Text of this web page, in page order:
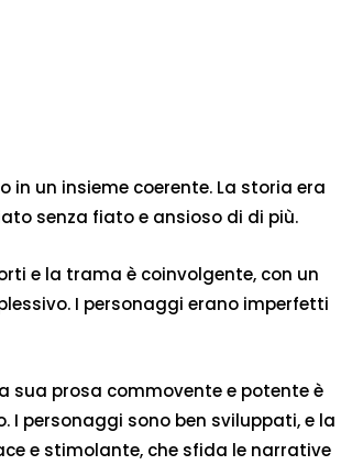
un insieme coerente. La storia era
senza fiato e ansioso di di più.
e la trama è coinvolgente, con un
I personaggi erano imperfetti
sua prosa commovente e potente è
personaggi sono ben sviluppati, e la
e stimolante, che sfida le narrative